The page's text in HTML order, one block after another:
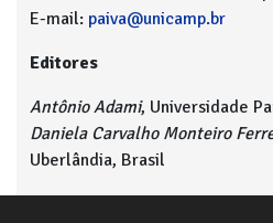
E-mail: paiva@unicamp.br
Editores
Antônio Adami, Universidade
Daniela Carvalho Monteiro
Uberlândia, Brasil